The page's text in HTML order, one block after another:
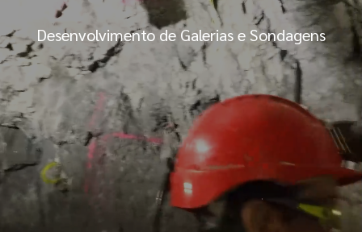
Desenvolvimento de Galerias e Sondagens